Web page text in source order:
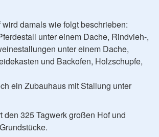
damals wie folgt beschrieben:
unter einem Dache, Rindvieh-,
unter einem Dache,
und Backofen, Holzschupfe,
ein Zubauhaus mit Stallung unter
den 325 Tagwerk großen Hof und